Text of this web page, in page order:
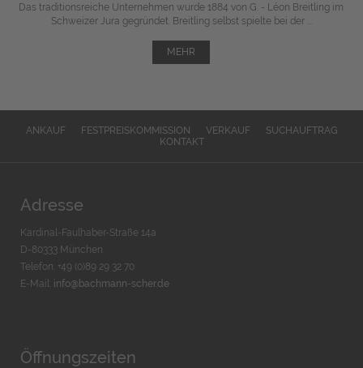
Das traditionsreiche Unternehmen wurde 1884 von G. - Léon Breitling im
Schweizer Jura gegründet. Breitling selbst spielte bei der ...
MEHR
ANKAUF FESTPREISKOMMISSION VERKAUF
SUCHAUFTRAG
KONTAKT
Adresse
Kardinal-Faulhaber-Straße 14a
D-80333 München
Telefon: +49 (0)89 29 32 70
E-Mail: info@bachmann-scher.de
Öffnungszeiten